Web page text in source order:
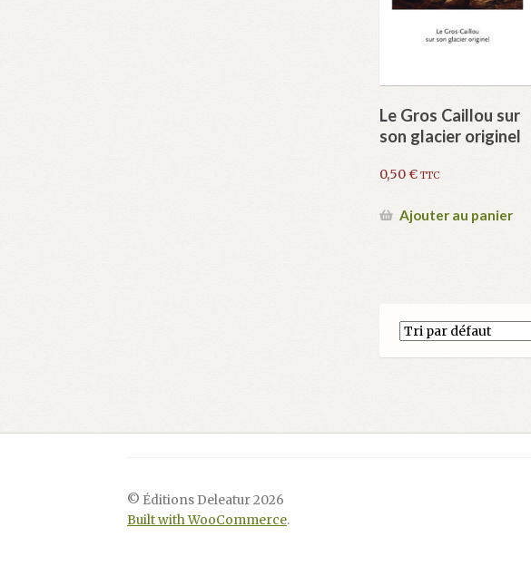
Le Gros Caillou sur
son glacier originel
0,50€ TTC
Ajouter au panier
© Éditions Deleatur 2026
Built with WooCommerce.